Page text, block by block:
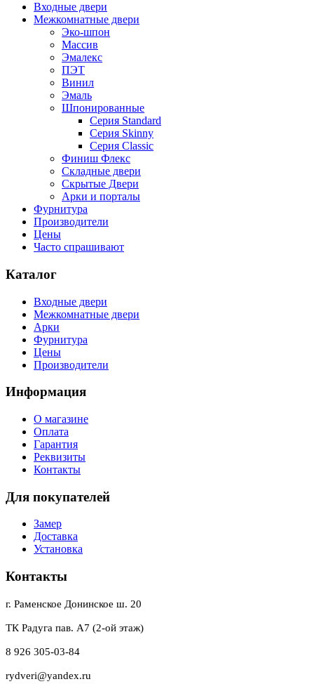
Входные двери
Межкомнатные двери
Эко-шпон
Массив
Эмалекс
ПЭТ
Винил
Эмаль
Шпонированные
Серия Standard
Серия Skinny
Серия Classic
Финиш Флекс
Складные двери
Скрытые Двери
Арки и порталы
Фурнитура
Производители
Цены
Часто спрашивают
Каталог
Входные двери
Межкомнатные двери
Арки
Фурнитура
Цены
Производители
Информация
О магазине
Оплата
Гарантия
Реквизиты
Контакты
Для покупателей
Замер
Доставка
Установка
Контакты
г. Раменское Донинское ш. 20
ТК Радуга пав. А7 (2-ой этаж)
8 926 305-03-84
rydveri@yandex.ru